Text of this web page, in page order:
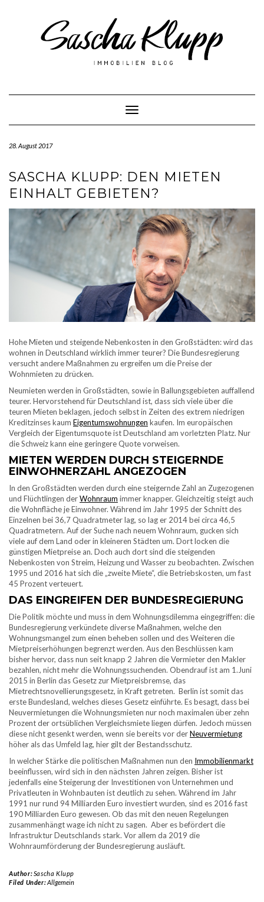
Toggle Navigation
28. August 2017
SASCHA KLUPP: DEN MIETEN
EINHALT GEBIETEN?
Hohe Mieten und steigende Nebenkosten in den Großstädten: wird das
wohnen in Deutschland wirklich immer teurer? Die Bundesregierung
versucht andere Maßnahmen zu ergreifen um die Preise der
Wohnmieten zu drücken.
Neumieten werden in Großstädten, sowie in Ballungsgebieten auffallend
teurer. Hervorstehend für Deutschland ist, dass sich viele über die
teuren Mieten beklagen, jedoch selbst in Zeiten des extrem niedrigen
Kreditzinses kaum Eigentumswohnungen kaufen. Im europäischen
Vergleich der Eigentumsquote ist Deutschland am vorletzten Platz. Nur
die Schweiz kann eine geringere Quote vorweisen.
MIETEN WERDEN DURCH STEIGERNDE
EINWOHNERZAHL ANGEZOGEN
In den Großstädten werden durch eine steigernde Zahl an Zugezogenen
und Flüchtlingen derWohnraum immer knapper. Gleichzeitig steigt auch
die Wohnfläche je Einwohner. Während im Jahr 1995 der Schnitt des
Einzelnen bei 36,7 Quadratmeter lag, so lag er 2014 bei circa 46,5
Quadratmetern. Auf der Suche nach neuem Wohnraum, gucken sich
viele auf dem Land oder in kleineren Städten um. Dort locken die
günstigen Mietpreise an. Doch auch dort sind die steigenden
Nebenkosten von Streim, Heizung und Wasser zu beobachten. Zwischen
1995 und 2016 hat sich die „zweite Miete“, die Betriebskosten, um fast
45 Prozent verteuert.
DAS EINGREIFEN DER BUNDESREGIERUNG
Die Politik möchte und muss in dem Wohnungsdilemma eingegriffen: die
Bundesregierung verkündete diverse Maßnahmen, welche den
Wohnungsmangel zum einen beheben sollen und des Weiteren die
Mietpreiserhöhungen begrenzt werden. Aus den Beschlüssen kam
bisher hervor, dass nun seit knapp 2 Jahren die Vermieter den Makler
bezahlen, nicht mehr die Wohnungssuchenden. Obendrauf ist am 1.Juni
2015 in Berlin das Gesetz zur Mietpreisbremse, das
Mietrechtsnovellierungsgesetz, in Kraft getreten. Berlin ist somit das
erste Bundesland, welches dieses Gesetz einführte. Es besagt, dass bei
Neuvermietungen die Wohnungsmieten nur noch maximalen über zehn
Prozent der ortsüblichen Vergleichsmiete liegen dürfen. Jedoch müssen
diese nicht gesenkt werden, wenn sie bereits vor derNeuvermietung
höher als das Umfeld lag, hier gilt der Bestandsschutz.
In welcher Stärke die politischen Maßnahmen nun den Immobilienmarkt
beeinflussen, wird sich in den nächsten Jahren zeigen. Bisher ist
jedenfalls eine Steigerung der Investitionen von Unternehmen und
Privatleuten in Wohnbauten ist deutlich zu sehen. Während im Jahr
1991 nur rund 94 Milliarden Euro investiert wurden, sind es 2016 fast
190 Milliarden Euro gewesen. Ob das mit den neuen Regelungen
zusammenhängt wage ich nicht zu sagen. Aber es befördert die
Infrastruktur Deutschlands stark. Vor allem da 2019 die
Wohnraumförderung der Bundesregierung ausläuft.
Author: Sascha Klupp
Filed Under:Allgemein